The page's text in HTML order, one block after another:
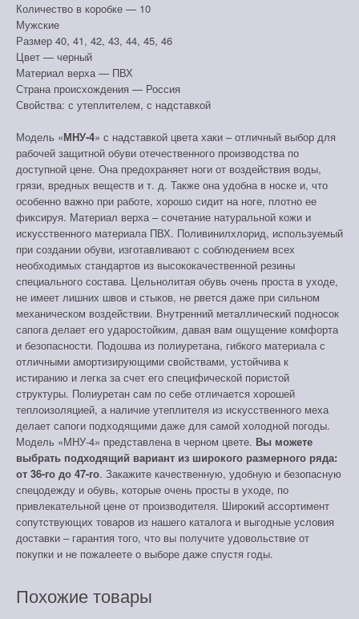
Количество в коробке — 10
Мужские
Размер 40, 41, 42, 43, 44, 45, 46
Цвет — черный
Материал верха — ПВХ
Страна происхождения — Россия
Свойства: с утеплителем, с надставкой
Модель «МНУ-4» с надставкой цвета хаки – отличный выбор для
рабочей защитной обуви отечественного производства по
доступной цене. Она предохраняет ноги от воздействия воды,
грязи, вредных веществ и т. д. Также она удобна в носке и, что
особенно важно при работе, хорошо сидит на ноге, плотно ее
фиксируя. Материал верха – сочетание натуральной кожи и
искусственного материала ПВХ. Поливинилхлорид, используемый
при создании обуви, изготавливают с соблюдением всех
необходимых стандартов из высококачественной резины
специального состава. Цельнолитая обувь очень проста в уходе,
не имеет лишних швов и стыков, не рвется даже при сильном
механическом воздействии. Внутренний металлический подносок
сапога делает его ударостойким, давая вам ощущение комфорта
и безопасности. Подошва из полиуретана, гибкого материала с
отличными амортизирующими свойствами, устойчива к
истиранию и легка за счет его специфической пористой
структуры. Полиуретан сам по себе отличается хорошей
теплоизоляцией, а наличие утеплителя из искусственного меха
делает сапоги подходящими даже для самой холодной погоды.
Модель «МНУ-4» представлена в черном цвете. Вы можете
выбрать подходящий вариант из широкого размерного ряда:
от 36-го до 47-го. Закажите качественную, удобную и безопасную
спецодежду и обувь, которые очень просты в уходе, по
привлекательной цене от производителя. Широкий ассортимент
сопутствующих товаров из нашего каталога и выгодные условия
доставки – гарантия того, что вы получите удовольствие от
покупки и не пожалеете о выборе даже спустя годы.
Похожие товары